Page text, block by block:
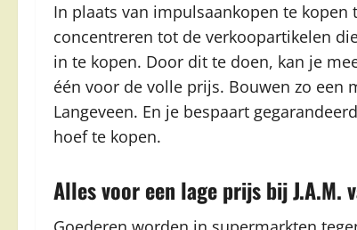
In plaats van impulsaankopen te
concentreren tot de verkoopartikelen
in te kopen. Door dit te doen, kan je
één voor de volle prijs. Bouwen zo een
Langeveen. En je bespaart
hoef te kopen.
Alles voor een lage prijs bij J.A.M.